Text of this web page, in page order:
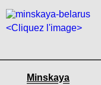
<Cliquez l'image>
Minskaya